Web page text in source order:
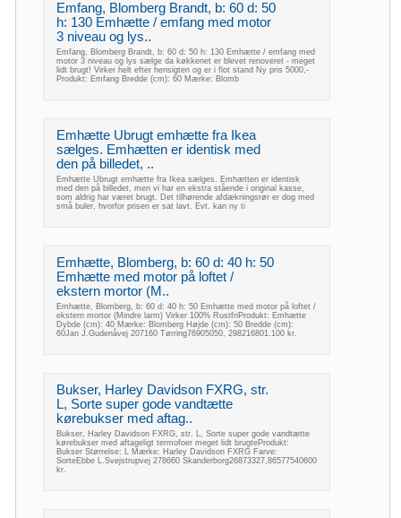
Emfang, Blomberg Brandt, b: 60 d: 50
h: 130 Emhætte / emfang med motor
3 niveau og lys..
Emfang, Blomberg Brandt, b: 60 d: 50 h: 130 Emhætte / emfang med
motor 3 niveau og lys sælge da køkkenet er blevet renoveret - meget
lidt brugt! Virker helt efter hensigten og er i flot stand Ny pris 5000,-
Produkt: Emfang Bredde (cm): 60 Mærke: Blomb
Emhætte Ubrugt emhætte fra Ikea
sælges. Emhætten er identisk med
den på billedet, ..
Emhætte Ubrugt emhætte fra Ikea sælges. Emhætten er identisk
med den på billedet, men vi har en ekstra stående i original kasse,
som aldrig har været brugt. Det tilhørende afdækningsrør er dog med
små buler, hvorfor prisen er sat lavt. Evt. kan ny ti
Emhætte, Blomberg, b: 60 d: 40 h: 50
Emhætte med motor på loftet /
ekstern mortor (M..
Emhætte, Blomberg, b: 60 d: 40 h: 50 Emhætte med motor på loftet /
ekstern mortor (Mindre larm) Virker 100% RustfriProdukt: Emhætte
Dybde (cm): 40 Mærke: Blomberg Højde (cm): 50 Bredde (cm):
60Jan J.Gudenåvej 207160 Tørring76905050, 298216801.100 kr.
Bukser, Harley Davidson FXRG, str.
L, Sorte super gode vandtætte
kørebukser med aftag..
Bukser, Harley Davidson FXRG, str. L, Sorte super gode vandtætte
kørebukser med aftageligt termofoer meget lidt brugteProdukt:
Bukser Størrelse: L Mærke: Harley Davidson FXRG Farve:
SorteEbbe L.Svejstrupvej 278660 Skanderborg26873327,86577540600
kr.